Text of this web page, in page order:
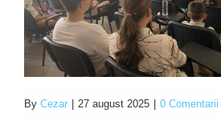
By Cezar 27 august 2025 0 Comentarii